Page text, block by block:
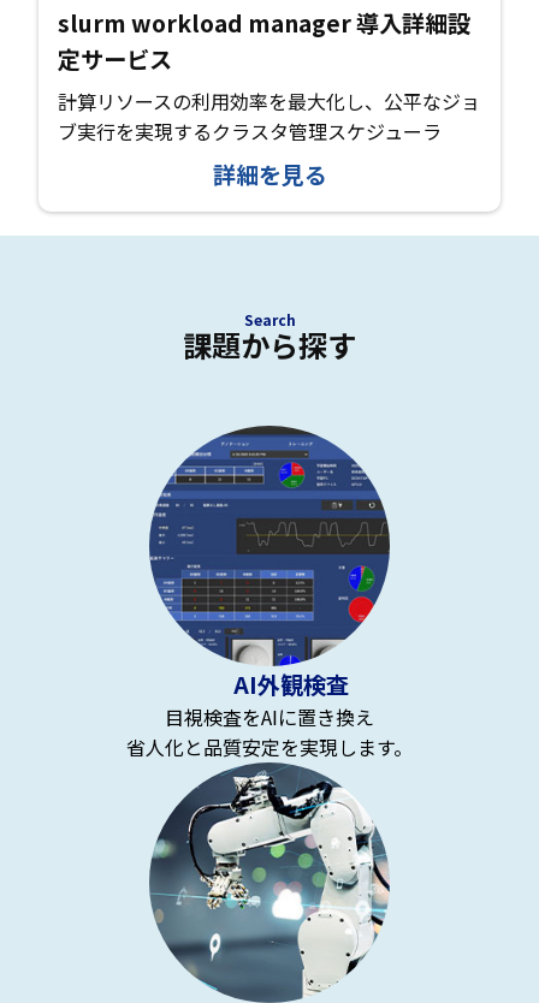
slurm workload manager 導入詳細設
定サービス
計算リソースの利用効率を最大化し、公平なジョ
ブ実行を実現するクラスタ管理スケジューラ
詳細を見る
Search
課題から探す
AI外観検査
目視検査をAIに置き換え
省人化と品質安定を実現します。